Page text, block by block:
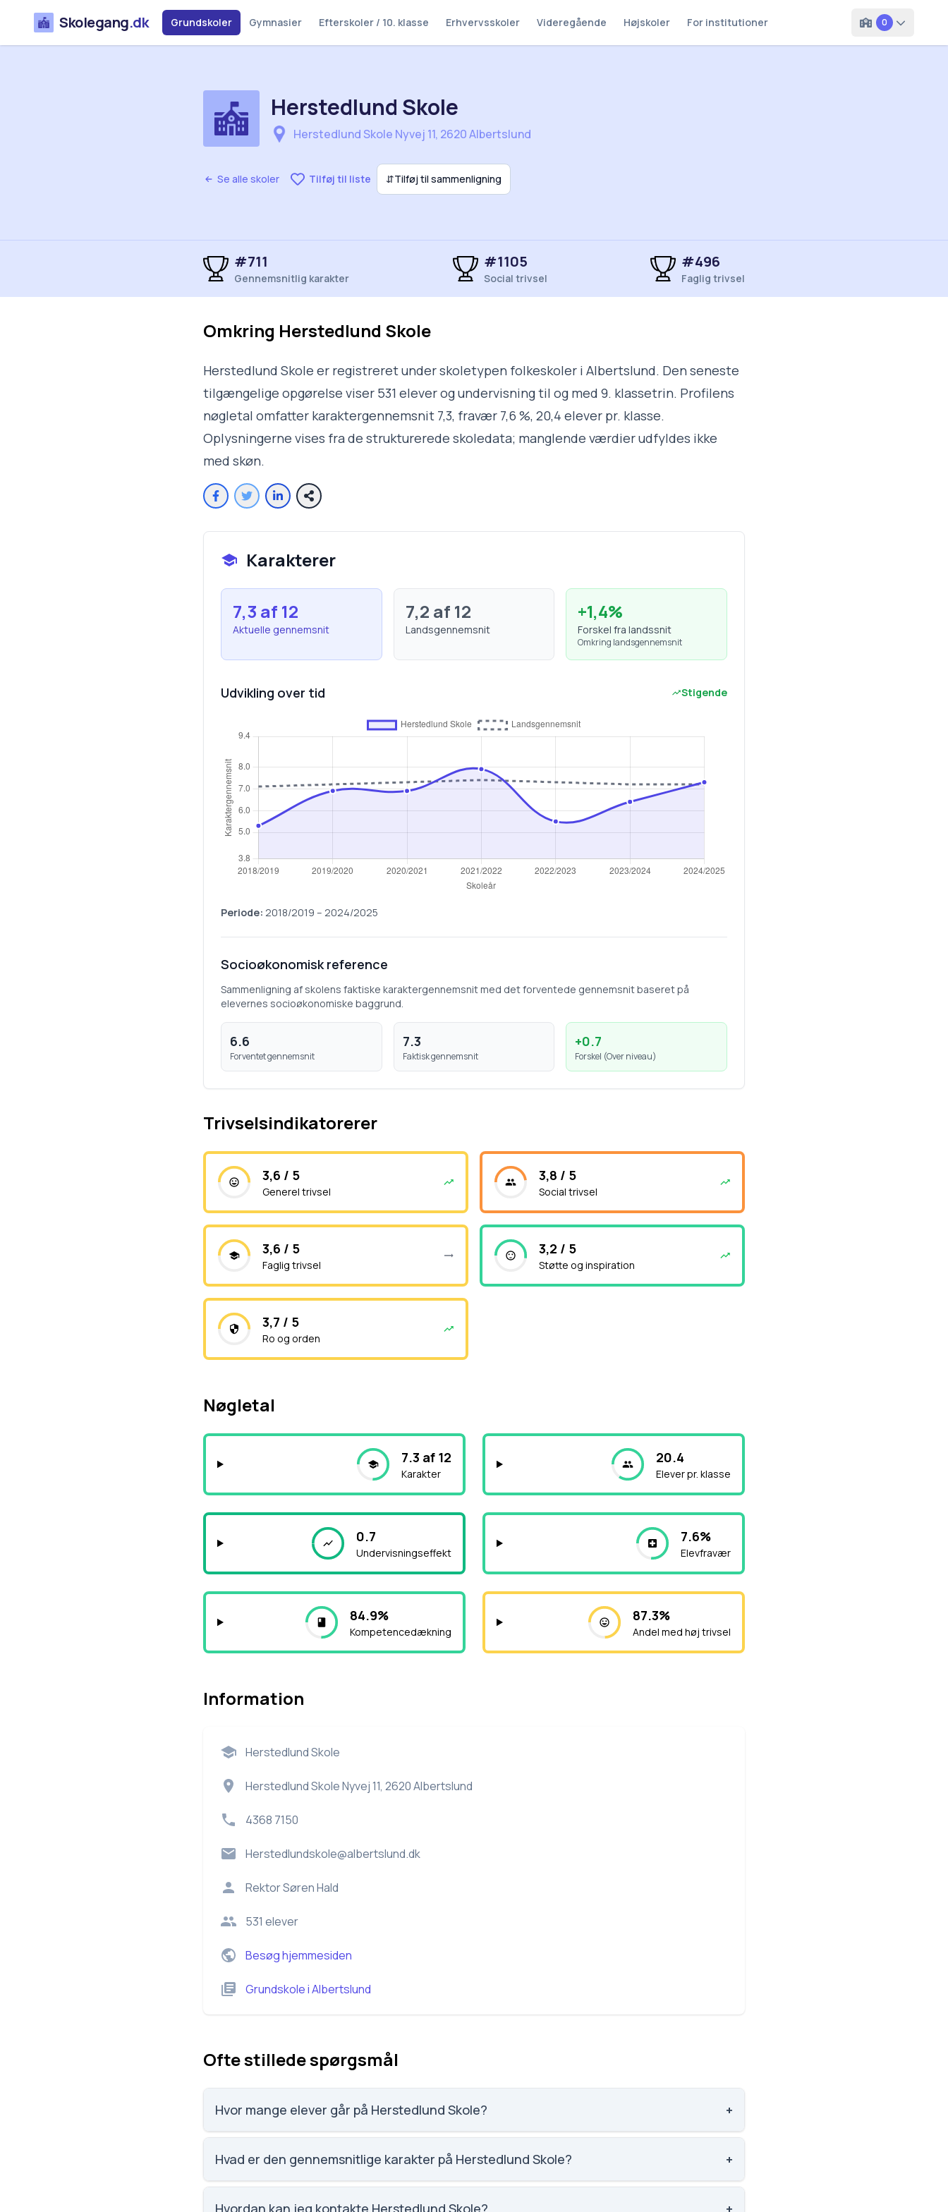
Skolegang.dk Grundskoler Gymnasier Efterskoler / 10. klasse Erhvervsskoler Videregående Højskoler For institutioner 0
Se alle skoler Tilføj til liste ⇵Tilføj til sammenligning
Herstedlund Skole
Herstedlund Skole Nyvej 11, 2620 Albertslund
#711
Gennemsnitlig karakter
#1105
Social trivsel
#496
Faglig trivsel
Omkring Herstedlund Skole
Herstedlund Skole er registreret under skoletypen folkeskoler i Albertslund. Den seneste
tilgængelige opgørelse viser 531 elever og undervisning til og med 9. klassetrin. Profilens
nøgletal omfatter karaktergennemsnit 7,3, fravær 7,6 %, 20,4 elever pr. klasse.
Oplysningerne vises fra de strukturerede skoledata; manglende værdier udfyldes ikke
med skøn.
Karakterer
7,3 af 12
Aktuelle gennemsnit
7,2 af 12
Landsgennemsnit
+1,4%
Forskel fra landssnit
Omkring landsgennemsnit
Udvikling over tid Stigende
Periode: 2018/2019 – 2024/2025
Socioøkonomisk reference
Sammenligning af skolens faktiske karaktergennemsnit med det forventede gennemsnit baseret på
elevernes socioøkonomiske baggrund.
6.6
Forventet gennemsnit
7.3
Faktisk gennemsnit
+0.7
Forskel (Over niveau)
Trivselsindikatorerer
3,6 / 5
Generel trivsel
3,8 / 5
Social trivsel
3,6 / 5
Faglig trivsel
3,2 / 5
Støtte og inspiration
3,7 / 5
Ro og orden
Nøgletal
7.3 af 12
Karakter
20.4
Elever pr. klasse
0.7
Undervisningseffekt
7.6%
Elevfravær
84.9%
Kompetencedækning
87.3%
Andel med høj trivsel
Information
Herstedlund Skole
Herstedlund Skole Nyvej 11, 2620 Albertslund
4368 7150
Herstedlundskole@albertslund.dk
RektorSøren Hald
531 elever
Besøg hjemmesiden
GrundskoleiAlbertslund
Ofte stillede spørgsmål
Hvor mange elever går på Herstedlund Skole? +
Herstedlund Skole har 531 elever, hvilket gør den til nummer 458 ud af 3143 skoler.
Hvad er den gennemsnitlige karakter på Herstedlund Skole? +
Karaktergennemsnittet på Herstedlund Skole er 7.3, nummer 711 ud af 3143 skoler.
Hvordan kan jeg kontakte Herstedlund Skole? +